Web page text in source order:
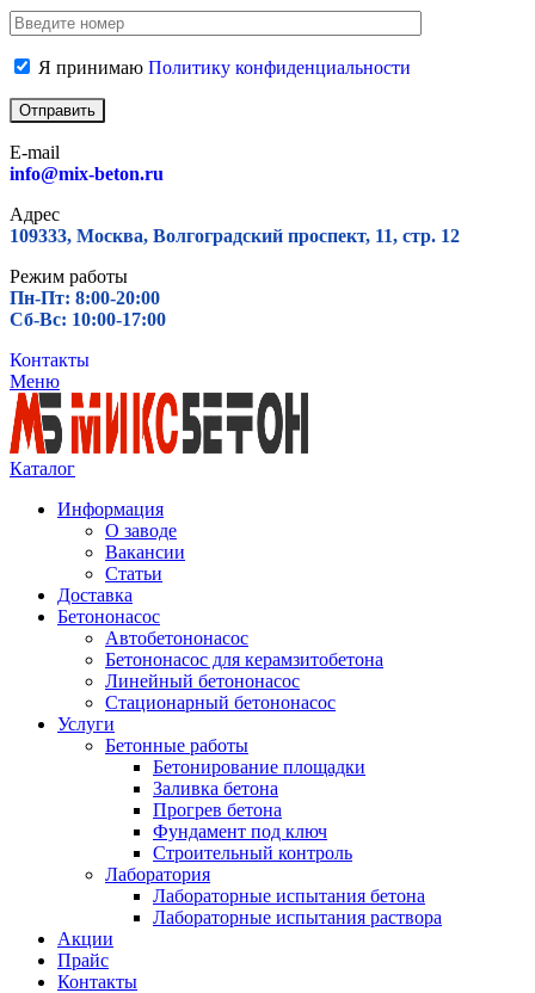
Я принимаю Политику конфиденциальности
E-mail
info@mix-beton.ru
Адрес
109333, Москва, Волгоградский проспект, 11, стр. 12
Режим работы
Пн-Пт: 8:00-20:00
Сб-Вс: 10:00-17:00
Контакты
Меню
Каталог
Информация
О заводе
Вакансии
Статьи
Доставка
Бетононасос
Автобетононасос
Бетононасос для керамзитобетона
Линейный бетононасос
Стационарный бетононасос
Услуги
Бетонные работы
Бетонирование площадки
Заливка бетона
Прогрев бетона
Фундамент под ключ
Строительный контроль
Лаборатория
Лабораторные испытания бетона
Лабораторные испытания раствора
Акции
Прайс
Контакты